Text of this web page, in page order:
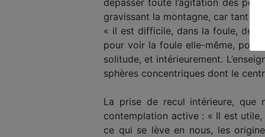
gravissant la montagne, car tant
« il est difficile, dans la foule, de
pour voir la foule elle-même, pour
solitude, et intérieurement.
sphères concentriques dont le
La prise de recul intérieure, que
contemplation active : « Il est
ce qui se lève en nous, les